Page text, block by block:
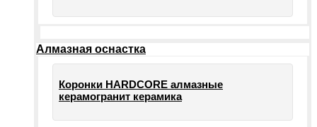
Алмазная оснастка
Коронки HARDCORE алмазные
керамогранит керамика